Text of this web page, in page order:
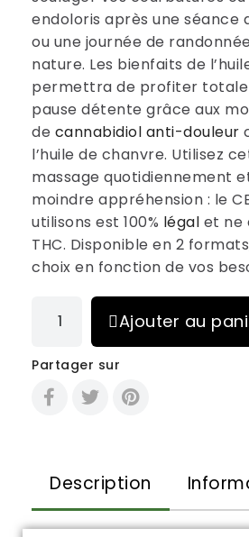
endoloris après une séance
ou une journée de
nature. Les bienfaits de
permettra de profiter
pause détente grâce aux
de cannabidiol anti-douleur
l’huile de chanvre. Utilisez
massage quotidiennement
moindre appréhension : le
utilisons est 100% légal et ne
THC. Disponible en 2
choix en fonction de vos
Ajouter au
Partager sur
Description